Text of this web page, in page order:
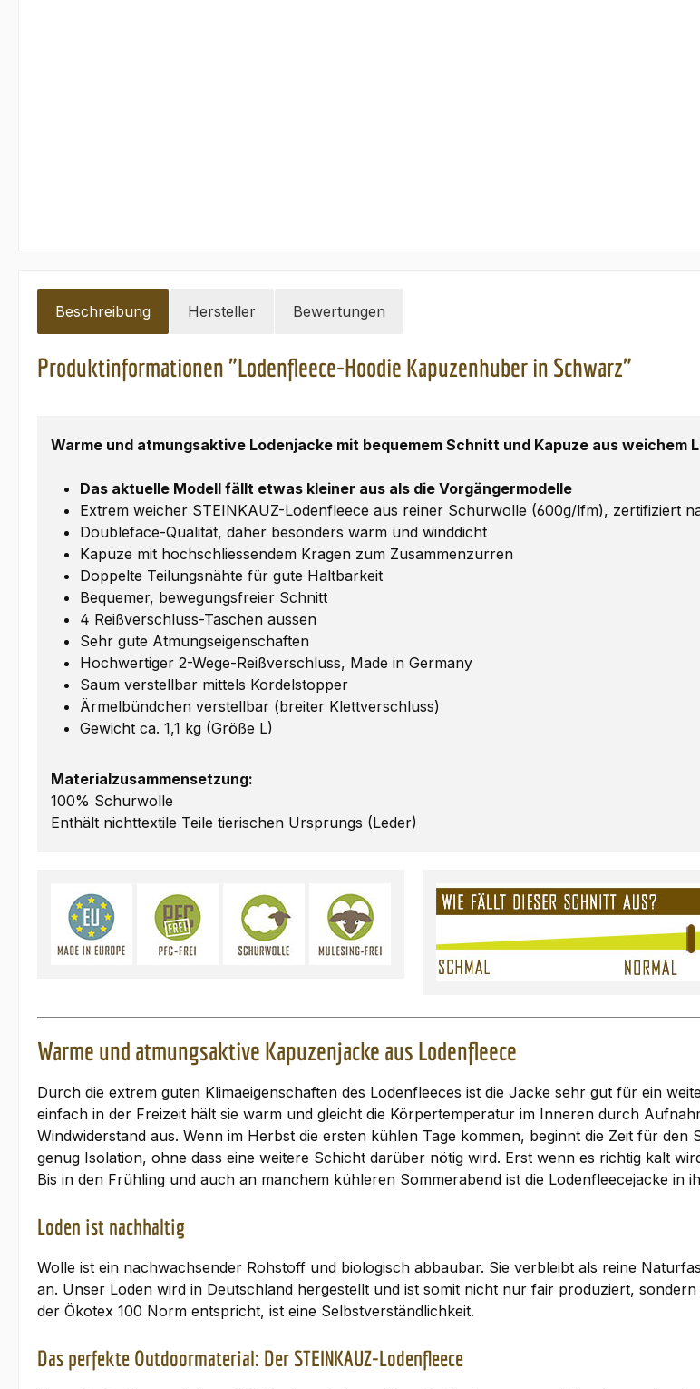
Beschreibung Hersteller Bewertungen
Produktinformationen "Lodenfleece-Hoodie Kapuzenhuber in Schwarz"
Warme und atmungsaktive Lodenjacke mit bequemem Schnitt und Kapuze aus weichem
Das aktuelle Modell fällt etwas kleiner aus als die Vorgängermodelle
Extrem weicher STEINKAUZ-Lodenfleece aus reiner Schurwolle (600g/lfm), zertifiziert
Doubleface-Qualität, daher besonders warm und winddicht
Kapuze mit hochschliessendem Kragen zum Zusammenzurren
Doppelte Teilungsnähte für gute Haltbarkeit
Bequemer, bewegungsfreier Schnitt
4 Reißverschluss-Taschen aussen
Sehr gute Atmungseigenschaften
Hochwertiger 2-Wege-Reißverschluss, Made in Germany
Saum verstellbar mittels Kordelstopper
Ärmelbündchen verstellbar (breiter Klettverschluss)
Gewicht ca. 1,1 kg (Größe L)
Materialzusammensetzung:
100% Schurwolle
Enthält nichttextile Teile tierischen Ursprungs (Leder)
Warme und atmungsaktive Kapuzenjacke aus Lodenfleece
Durch die extrem guten Klimaeigenschaften des Lodenfleeces ist die Jacke sehr gut für ein
einfach in der Freizeit hält sie warm und gleicht die Körpertemperatur im Inneren durch
Windwiderstand aus. Wenn im Herbst die ersten kühlen Tage kommen, beginnt die Zeit für
genug Isolation, ohne dass eine weitere Schicht darüber nötig wird. Erst wenn es richtig kalt
Bis in den Frühling und auch an manchem kühleren Sommerabend ist die Lodenfleecejacke in
Loden ist nachhaltig
Wolle ist ein nachwachsender Rohstoff und biologisch abbaubar. Sie verbleibt als reine
an. Unser Loden wird in Deutschland hergestellt und ist somit nicht nur fair produziert,
der Ökotex 100 Norm entspricht, ist eine Selbstverständlichkeit.
Das perfekte Outdoormaterial: Der STEINKAUZ-Lodenfleece